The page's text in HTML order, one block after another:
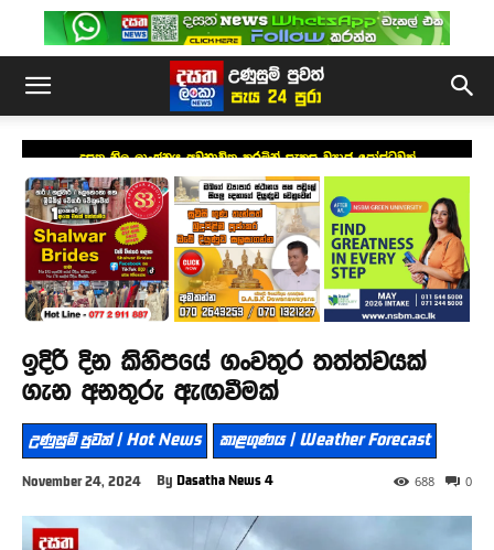
දසත නිල ලාංඡනය අවභාවිත කරමින් සැකසූ ව්‍යාජ පෝස්ටුවක්
ඉදිරි දින කිහිපයේ ගංවතුර තත්ත්වයක්
ගැන අනතුරු ඇඟවීමක්
උණුසුම් පුවත් | Hot News කාළගුණය | Weather Forecast
November 24, 2024 By Dasatha News 4 0
688